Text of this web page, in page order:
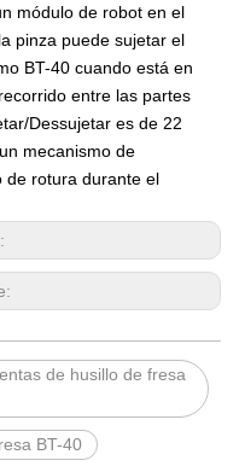
módulo de robot en el
pinza puede sujetar el
BT-40 cuando está en
entre las partes
Dessujetar es de 22
mecanismo de
de rotura durante el
de husillo de fresa
BT-40